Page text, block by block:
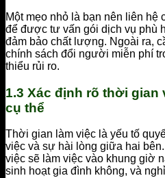
Một mẹo nhỏ là bạn nên liên hệ
để được tư vấn gói dịch vụ phù
đảm bảo chất lượng. Ngoài ra,
chính sách đổi người miễn phí
thiểu rủi ro.
1.3 Xác định rõ thời gian
cụ thể
Thời gian làm việc là yếu tố
việc và sự hài lòng giữa hai
việc sẽ làm việc vào khung giờ
sinh hoạt gia đình không, và